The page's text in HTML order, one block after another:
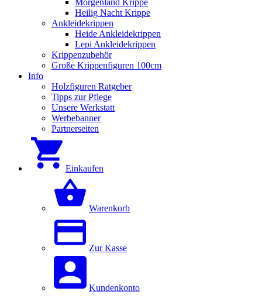
Morgenland Krippe
Heilig Nacht Krippe
Ankleidekrippen
Heide Ankleidekrippen
Lepi Ankleidekrippen
Krippenzubehör
Große Krippenfiguren 100cm
Info
Holzfiguren Ratgeber
Tipps zur Pflege
Unsere Werkstatt
Werbebanner
Partnerseiten
Einkaufen
Warenkorb
Zur Kasse
Kundenkonto